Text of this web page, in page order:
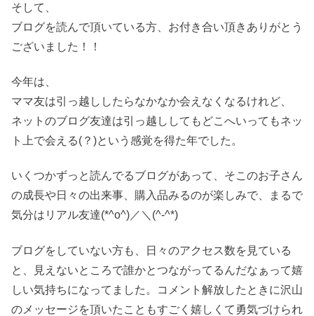
そして、
ブログを読んで頂いている方、お付き合い頂きありがとう
ございました！！
今年は、
ママ友は引っ越ししたらなかなか会えなくなるけれど、
ネットのブログ友達は引っ越ししてもどこへいってもネッ
ト上で会える(？)という感覚を得た年でした。
いくつかずっと読んでるブログがあって、そこのお子さん
の成長や日々の出来事、購入品みるのが楽しみで、まるで
気分はリアル友達(*^o^)／＼(^-^*)
ブログをしていない方も、日々のアクセス数を見ている
と、見えないところで誰かとつながってるんだなぁって嬉
しい気持ちになってました。コメント解放したときに沢山
のメッセージを頂いたこともすごく嬉しくて勇気づけられ